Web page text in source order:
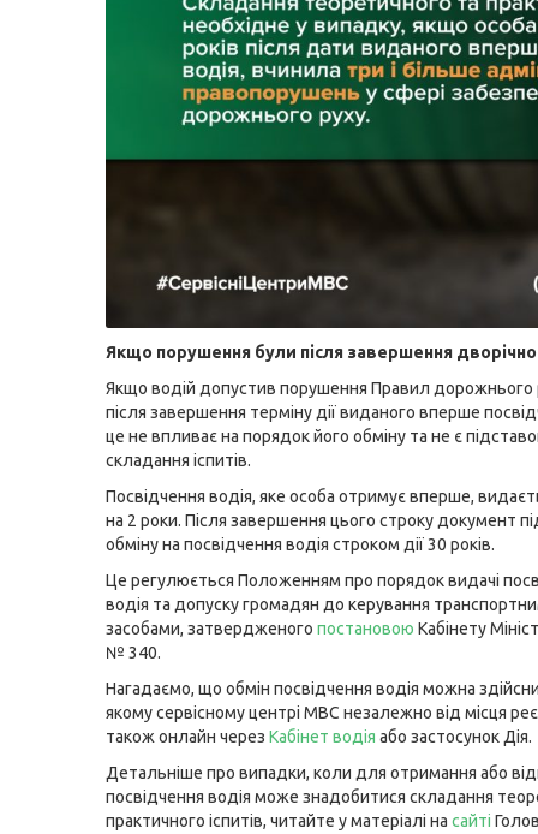
Якщо порушення були після завершення
Якщо водій допустив порушення Правил дорожнього
після завершення терміну дії виданого вперше
це не впливає на порядок його обміну та не є
складання іспитів.
Посвідчення водія, яке особа отримує вперше,
на 2 роки. Після завершення цього строку документ
обміну на посвідчення водія строком дії 30 років.
Це регулюється Положенням про порядок видачі
водія та допуску громадян до керування
засобами, затвердженого постановою Кабінету
№ 340.
Нагадаємо, що обмін посвідчення водія можна
якому сервісному центрі МВС незалежно від місця
також онлайн через Кабінет водія або застосунок Дія.
Детальніше про випадки, коли для отримання або
посвідчення водія може знадобитися складання
практичного іспитів, читайте у матеріалі на сайті